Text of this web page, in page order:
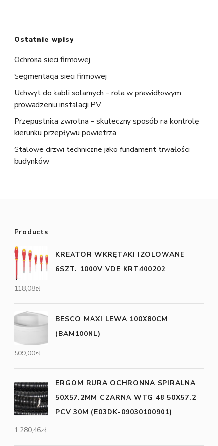
Ostatnie wpisy
Ochrona sieci firmowej
Segmentacja sieci firmowej
Uchwyt do kabli solarnych – rola w prawidłowym
prowadzeniu instalacji PV
Przepustnica zwrotna – skuteczny sposób na kontrolę
kierunku przepływu powietrza
Stalowe drzwi techniczne jako fundament trwałości
budynków
Products
KREATOR WKRĘTAKI IZOLOWANE
6SZT. 1000V VDE KRT400202
118,08zł
BESCO MAXI LEWA 100X80CM
(BAM100NL)
509,00zł
ERGOM RURA OCHRONNA SPIRALNA
50X57.2MM CZARNA WTG 48 50X57.2
PCV 30M (E03DK-09030100901)
1 280,46zł